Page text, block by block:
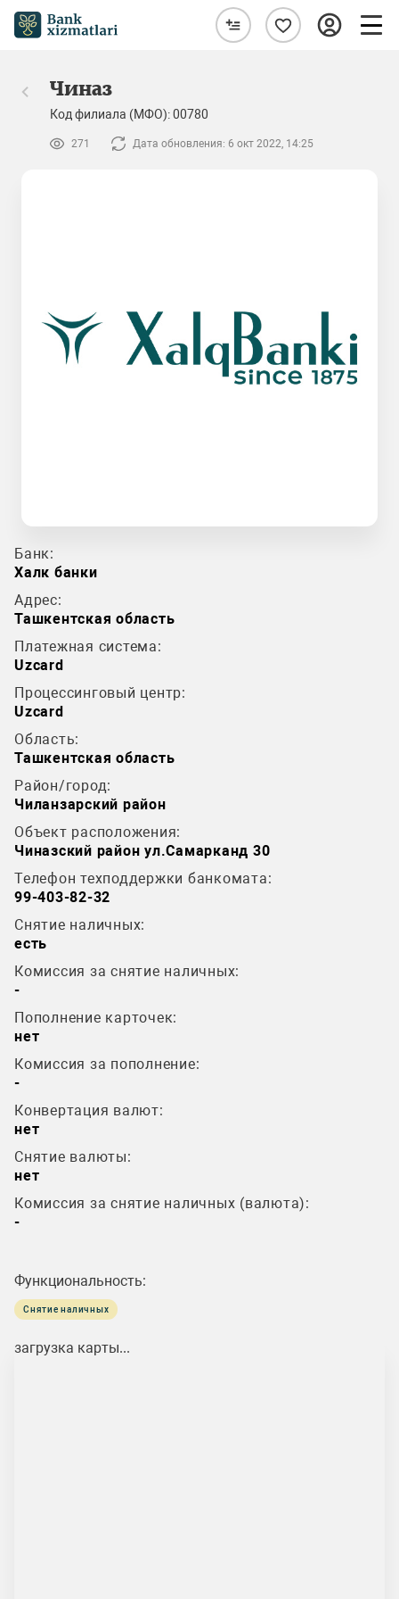
Чиназ
Код филиала (МФО): 00780
271 Дата обновления: 6 окт 2022, 14:25
Банк:
Халк банки
Адрес:
Ташкентская область
Платежная система:
Uzcard
Процессинговый центр:
Uzcard
Область:
Ташкентская область
Район/город:
Чиланзарский район
Объект расположения:
Чиназский район ул.Самарканд 30
Телефон техподдержки банкомата:
99-403-82-32
Снятие наличных:
есть
Комиссия за снятие наличных:
-
Пополнение карточек:
нет
Комиссия за пополнение:
-
Конвертация валют:
нет
Снятие валюты:
нет
Комиссия за снятие наличных (валюта):
-
Функциональность:
Снятие наличных
загрузка карты...